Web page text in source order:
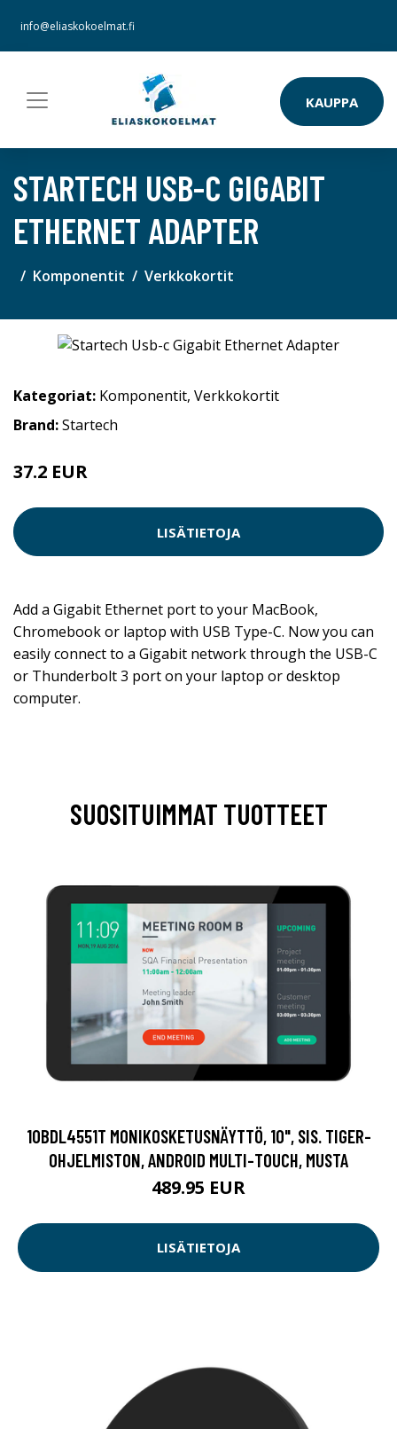
info@eliaskokoelmat.fi
KAUPPA
STARTECH USB-C GIGABIT
ETHERNET ADAPTER
Komponentit Verkkokortit
Kategoriat: Komponentit, Verkkokortit
Brand:Startech
37.2 EUR
LISÄTIETOJA
Add a Gigabit Ethernet port to your MacBook,
Chromebook or laptop with USB Type-C. Now you can
easily connect to a Gigabit network through the USB-C
or Thunderbolt 3 port on your laptop or desktop
computer.
SUOSITUIMMAT TUOTTEET
10BDL4551T MONIKOSKETUSNÄYTTÖ, 10", SIS. TIGER-
OHJELMISTON, ANDROID MULTI-TOUCH, MUSTA
489.95 EUR
LISÄTIETOJA